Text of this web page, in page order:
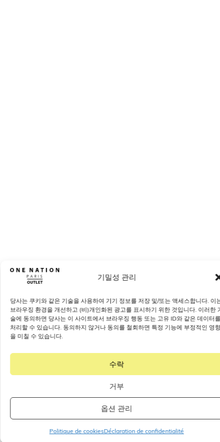
기밀성 관리
당사는 쿠키와 같은 기술을 사용하여 기기 정보를 저장 및/또는 액세스합니다. 이
브라우징 환경을 개선하고 (비)개인화된 광고를 표시하기 위한 것입니다. 이러한
술에 동의하면 당사는 이 사이트에서 브라우징 행동 또는 고유 ID와 같은 데이터를
처리할 수 있습니다. 동의하지 않거나 동의를 철회하면 특정 기능에 부정적인 영향
을 미칠 수 있습니다.
수락
거부
옵션 관리
Politique de cookiesDéclaration de confidentialité